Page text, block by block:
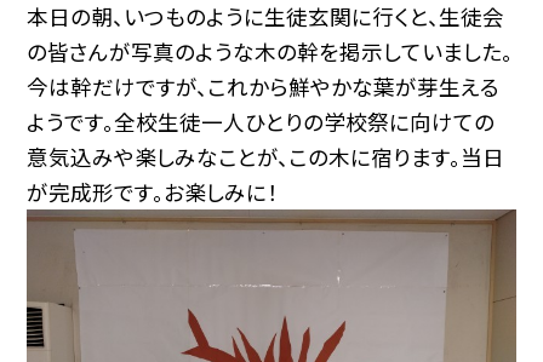
本日の朝、いつものように生徒玄関に行くと、生徒会
の皆さんが写真のような木の幹を掲示していました。
今は幹だけですが、これから鮮やかな葉が芽生える
ようです。全校生徒一人ひとりの学校祭に向けての
意気込みや楽しみなことが、この木に宿ります。当日
が完成形です。お楽しみに！